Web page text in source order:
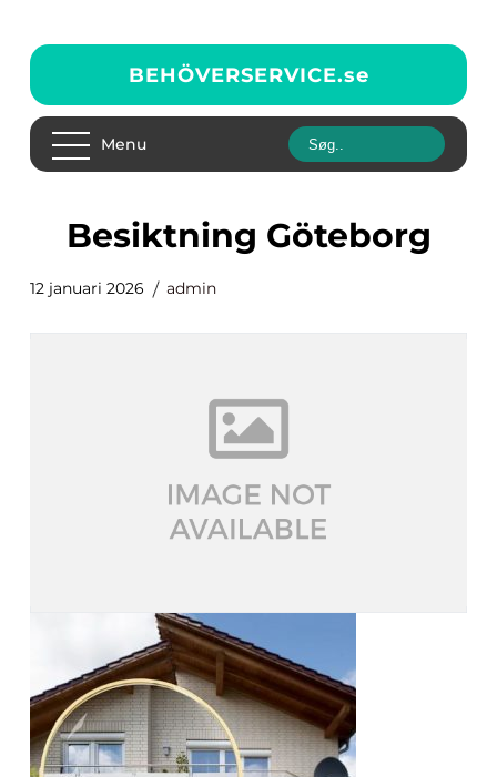
BEHÖVERSERVICE.se
Menu
besiktning Göteborg
12 januari 2026 admin